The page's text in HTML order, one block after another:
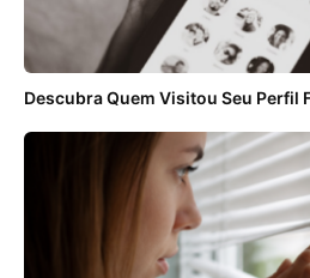
Descubra Quem Visitou Seu Perfil